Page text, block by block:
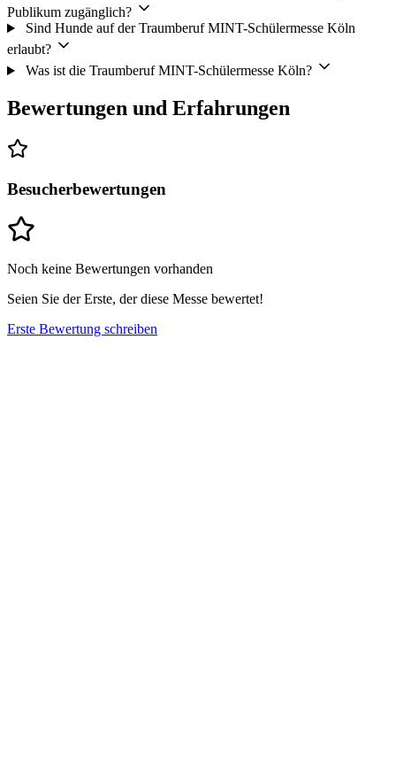
Publikum zugänglich?
Sind Hunde auf der Traumberuf MINT-Schülermesse Köln
erlaubt?
Was ist die Traumberuf MINT-Schülermesse Köln?
Bewertungen und Erfahrungen
Besucherbewertungen
Noch keine Bewertungen vorhanden
Seien Sie der Erste, der diese Messe bewertet!
Erste Bewertung schreiben